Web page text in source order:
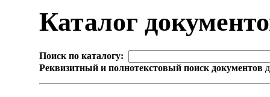
Каталог
Поиск по каталогу:
Реквизитный и полнотекстовый поиск документов